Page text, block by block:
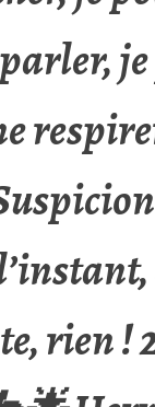
rien !